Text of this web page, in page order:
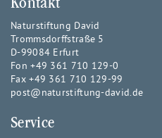
Naturstiftung David
Trommsdorffstraße 5
D-99084 Erfurt
Fon +49 361 710 129-0
Fax +49 361 710 129-99
post@naturstiftung-david.de
Service